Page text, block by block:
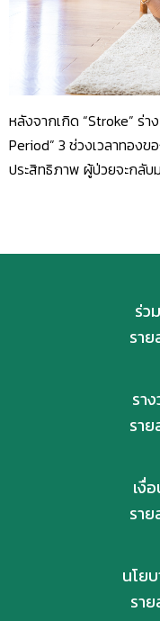
หลังจากเกิด “Stroke” ร่
Period” 3 ช่วงเวลาทองข
ประสิทธิภาพ ผู้ป่วยจะกลับ
ร่ว
ราย
รา
ราย
เงื่
ราย
นโย
รา